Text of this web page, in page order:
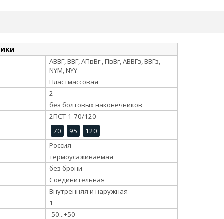
АВВГ, ВВГ, АПвВг , ПвВг, АВВГз, ВВГз,
NYM, NYY
Пластмассовая
2
без болтовых наконечников
2ПСТ-1-70/120
70 95
120
Россия
термоусаживаемая
без брони
Соединительная
Внутренняя и наружная
1
-50...+50